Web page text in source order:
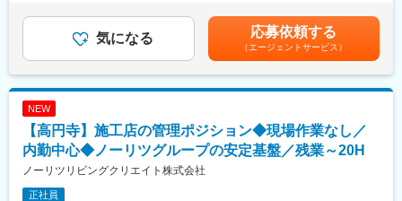
現場で働く職人さんをまとめたり、工事のスケジュールや現場の
安全、品質などをチェック・管理する仕事です。
実は事務作業なども多く、国家資格もあり、手に職をつけられ
現場によっては直行直帰も可能です。（秋田市内の現場は基本的
には直行直帰無し）
宿泊出張を伴う出張の発生もございますが、基本的には秋田県内
の工事となるので発生をしても年2～3回程度です。
当内訳：住宅手当8000円／食事手当3500円賃金はあくまでも目安
の金額であり、選考を通じて上下する可能性があります。月給(月
額)は固定手当を含めた表記です。
気になる 応募依頼する
（エージェントサービス）
NEW
【高円寺】施工店の管理ポジション◆現場作業なし／
内勤中心◆ノーリツグループの安定基盤／残業～20H
ノーリツリビングクリエイト株式会社
正社員